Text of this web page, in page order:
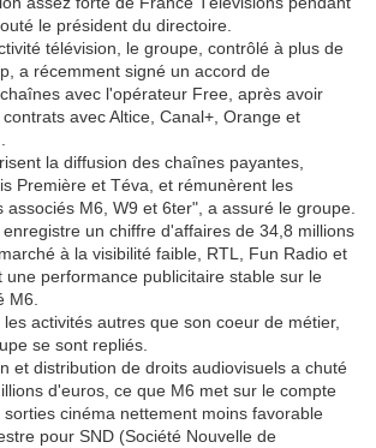
le président du directoire.
télévision, le groupe, contrôlé à plus de
a récemment signé un accord de
avec l'opérateur Free, après avoir
avec Altice, Canal+, Orange et
la diffusion des chaînes payantes,
Première et Téva, et rémunèrent les
associés M6, W9 et 6ter", a assuré le groupe.
un chiffre d'affaires de 34,8 millions
à la visibilité faible, RTL, Fun Radio et
une performance publicitaire stable sur le
M6.
activités autres que son coeur de métier,
se sont repliés.
et distribution de droits audiovisuels a chuté
d'euros, ce que M6 met sur le compte
cinéma nettement moins favorable
pour SND (Société Nouvelle de